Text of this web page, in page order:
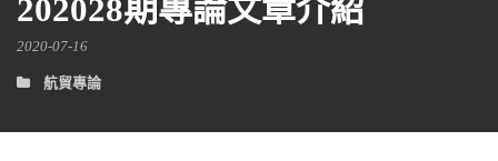
202028期專論文章介紹
2020-07-16
航貿專論